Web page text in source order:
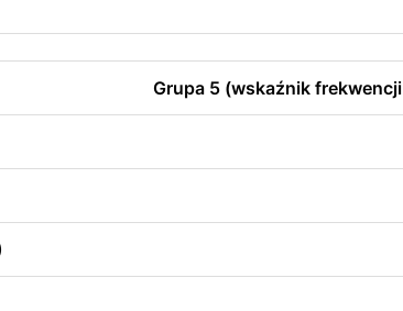
Grupa 5 (wskaźnik